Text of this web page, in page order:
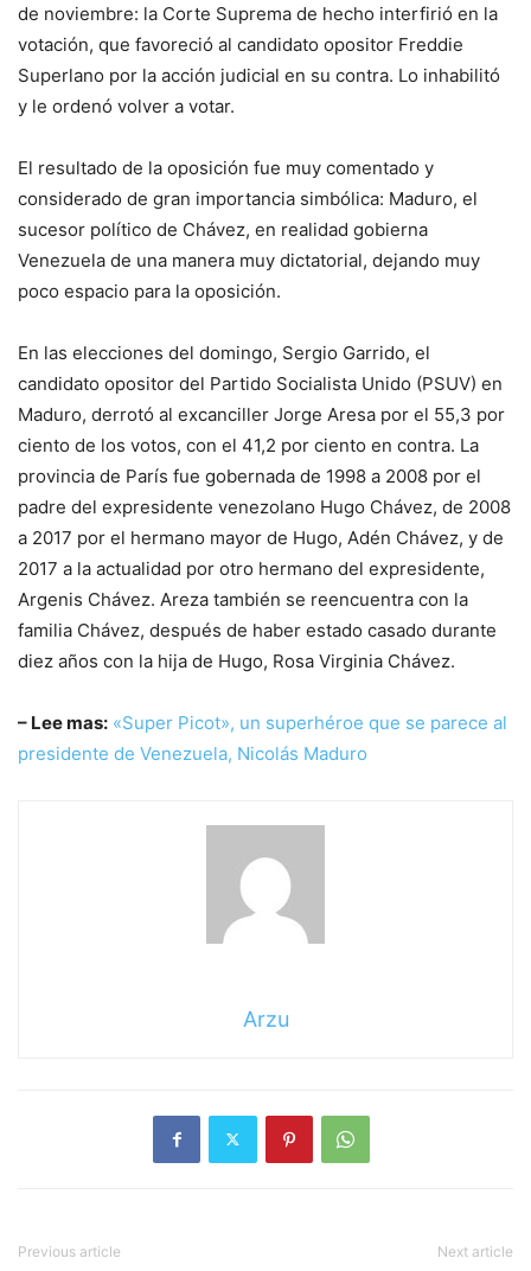
de noviembre: la Corte Suprema de hecho interfirió en la
votación, que favoreció al candidato opositor Freddie
Superlano por la acción judicial en su contra. Lo inhabilitó
y le ordenó volver a votar.
El resultado de la oposición fue muy comentado y
considerado de gran importancia simbólica: Maduro, el
sucesor político de Chávez, en realidad gobierna
Venezuela de una manera muy dictatorial, dejando muy
poco espacio para la oposición.
En las elecciones del domingo, Sergio Garrido, el
candidato opositor del Partido Socialista Unido (PSUV) en
Maduro, derrotó al excanciller Jorge Aresa por el 55,3 por
ciento de los votos, con el 41,2 por ciento en contra. La
provincia de París fue gobernada de 1998 a 2008 por el
padre del expresidente venezolano Hugo Chávez, de 2008
a 2017 por el hermano mayor de Hugo, Adén Chávez, y de
2017 a la actualidad por otro hermano del expresidente,
Argenis Chávez. Areza también se reencuentra con la
familia Chávez, después de haber estado casado durante
diez años con la hija de Hugo, Rosa Virginia Chávez.
– Lee mas: «Super Picot», un superhéroe que se parece al
presidente de Venezuela, Nicolás Maduro
Arzu
Previous article Next article